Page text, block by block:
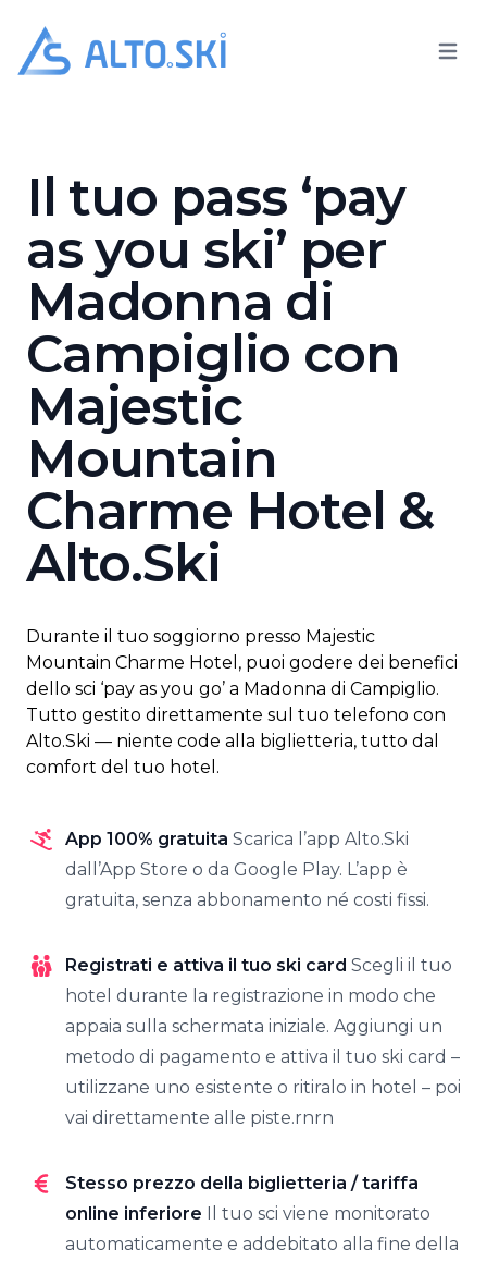
Alto.Ski Open
Il tuo pass ‘pay
as you ski’ per
Madonna di
Campiglio con
Majestic
Mountain
Charme Hotel &
Alto.Ski
Durante il tuo soggiorno presso Majestic
Mountain Charme Hotel, puoi godere dei benefici
dello sci ‘pay as you go’ a Madonna di Campiglio.
Tutto gestito direttamente sul tuo telefono con
Alto.Ski — niente code alla biglietteria, tutto dal
comfort del tuo hotel.
App 100% gratuita Scarica l’app Alto.Ski
dall’App Store o da Google Play. L’app è
gratuita, senza abbonamento né costi fissi.
Registrati e attiva il tuo ski card Scegli il tuo
hotel durante la registrazione in modo che
appaia sulla schermata iniziale. Aggiungi un
metodo di pagamento e attiva il tuo ski card –
utilizzane uno esistente o ritiralo in hotel – poi
vai direttamente alle piste.rnrn
Stesso prezzo della biglietteria / tariffa
online inferiore
Il tuo sci viene monitorato
automaticamente e addebitato alla fine della